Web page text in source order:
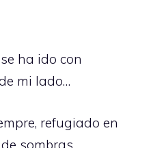
ha ido con
mi lado…
refugiado en
sombras